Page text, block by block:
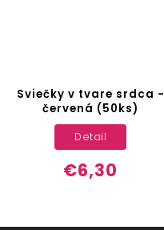
Sviečky v tvare srdca -
červená (50ks)
€6,30
Detail